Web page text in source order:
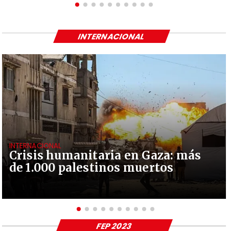
Crisis humanitaria en Gaza: más
de 1.000 palestinos muertos
INTERNACIONAL
INTERNACIONAL
FEP 2023